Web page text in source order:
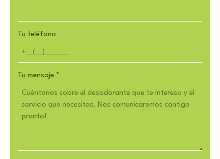
Tu teléfono
Tu mensaje *